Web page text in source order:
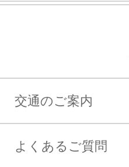
交通のご案内
よくあるご質問